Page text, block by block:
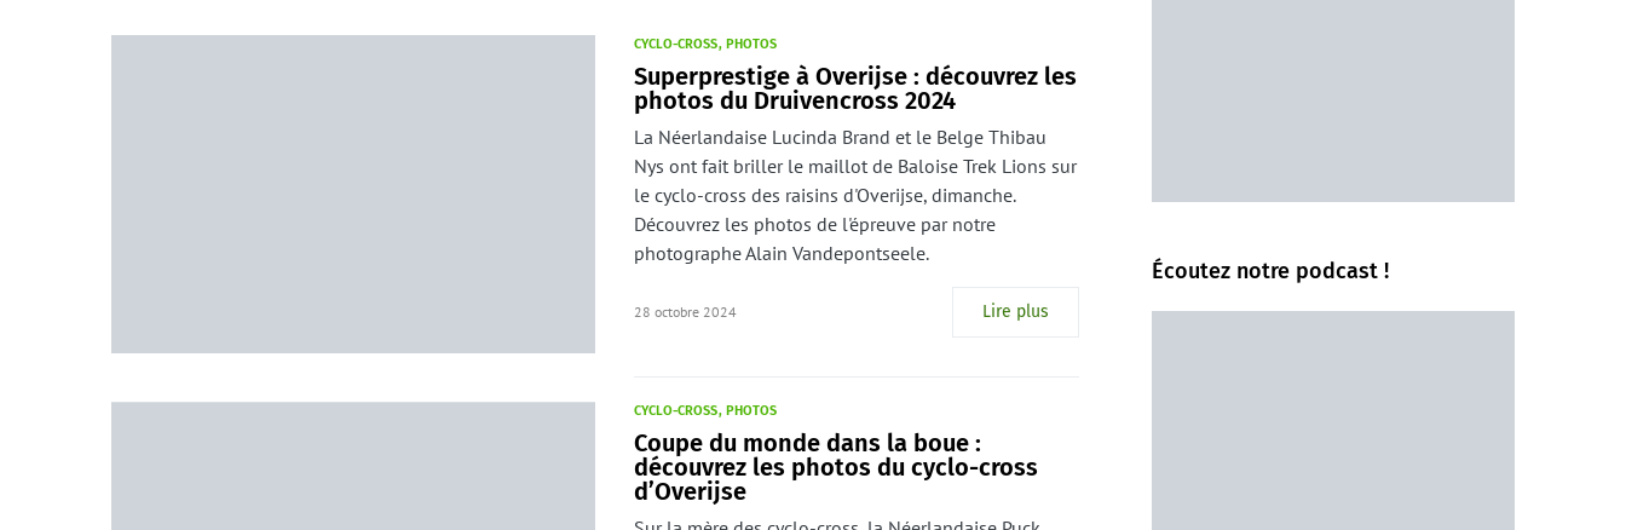
CYCLO-CROSS PHOTOS
Superprestige à Overijse : découvrez les
photos du Druivencross 2024
La Néerlandaise Lucinda Brand et le Belge Thibau
Nys ont fait briller le maillot de Baloise Trek Lions sur
le cyclo-cross des raisins d'Overijse, dimanche.
Découvrez les photos de l'épreuve par notre
photographe Alain Vandepontseele.
28 octobre 2024 Lire plus
CYCLO-CROSS PHOTOS
Coupe du monde dans la boue :
découvrez les photos du cyclo-cross
d’Overijse
Écoutez notre podcast !